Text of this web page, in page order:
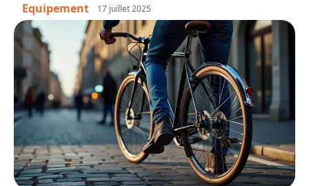
Equipement 17 juillet 2025